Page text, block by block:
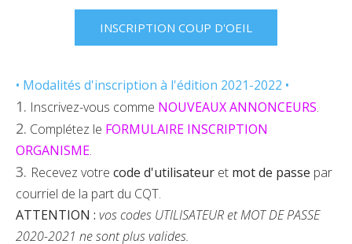
INSCRIPTION COUP D'OEIL
• Modalités d'inscription à l'édition 2021-2022 •
1. Inscrivez-vous comme NOUVEAUX ANNONCEURS.
2. Complétez le FORMULAIRE INSCRIPTION
ORGANISME.
3. Recevez votre code d'utilisateur et mot de passe par
courriel de la part du CQT.
ATTENTION : vos codes UTILISATEUR et MOT DE PASSE
2020-2021 ne sont plus valides.